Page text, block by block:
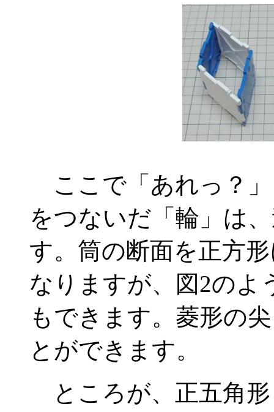
ここで「あれっ？
をつないだ「輪」は
す。筒の断面を正方
なりますが、図2のよ
もできます。菱形の
とができます。
ところが、正五角